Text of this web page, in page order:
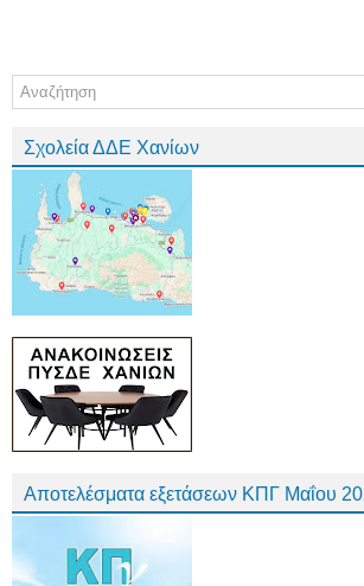
Σχολεία ΔΔΕ Χανίων
Αποτελέσματα εξετάσεων ΚΠΓ Μαΐου